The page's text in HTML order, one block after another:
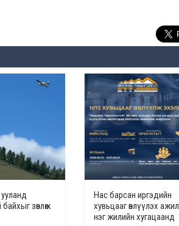
зөвлөж
Нас барсан иргэдийн
хувьцааг өвлүүлэх ажил
нэг жилийн хугацаанд